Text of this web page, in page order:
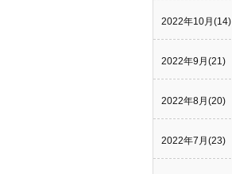
2022年10月(14)
2022年9月(21)
2022年8月(20)
2022年7月(23)